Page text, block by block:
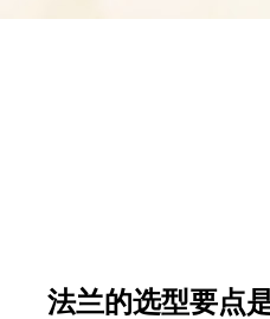
法兰的选型要点